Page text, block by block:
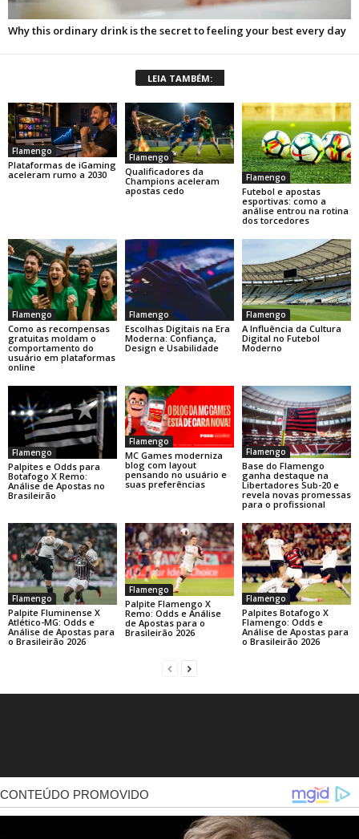
LEIA TAMBÉM:
Flamengo
Plataformas de iGaming
aceleram rumo a 2030
Flamengo
Qualificadores da
Champions aceleram
apostas cedo
Flamengo
Futebol e apostas
esportivas: como a
análise entrou na rotina
dos torcedores
Flamengo
Como as recompensas
gratuitas moldam o
comportamento do
usuário em plataformas
online
Flamengo
Escolhas Digitais na Era
Moderna: Confiança,
Design e Usabilidade
Flamengo
A Influência da Cultura
Digital no Futebol
Moderno
Flamengo
Palpites e Odds para
Botafogo X Remo:
Análise de Apostas no
Brasileirão
Flamengo
MC Games moderniza
blog com layout
pensando no usuário e
suas preferências
Flamengo
Base do Flamengo
ganha destaque na
Libertadores Sub-20 e
revela novas promessas
para o profissional
Flamengo
Palpite Fluminense X
Atlético-MG: Odds e
Análise de Apostas para
o Brasileirão 2026
Flamengo
Palpite Flamengo X
Remo: Odds e Análise
de Apostas para o
Brasileirão 2026
Flamengo
Palpites Botafogo X
Flamengo: Odds e
Análise de Apostas para
o Brasileirão 2026